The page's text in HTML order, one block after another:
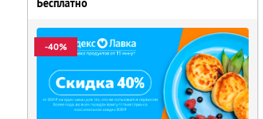
Бесплатно
-40%